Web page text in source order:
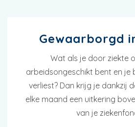
Gewaarborgd
Wat als je door ziekte
arbeidsongeschikt bent en je
verliest? Dan krijg je dankzij
elke maand een uitkering
van je